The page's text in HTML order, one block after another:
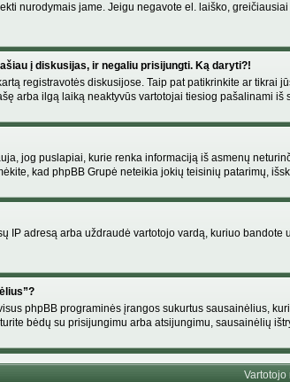
nurodymais jame. Jeigu negavote el. laiško,
į diskusijas, ir negaliu prisijungti. Ką daryti?!
registravotės diskusijose. Taip pat patikrinkite ar
arba ilgą laiką neaktyvūs vartotojai tiesiog pašalinami
jog puslapiai, kurie renka informaciją iš asmenų
kad phpBB Grupė neteikia jokių teisinių patarimų,
IP adresą arba uždraudė vartotojo vardą, kuriuo
phpBB programinės įrangos sukurtus sausainėlius,
bėdų su prisijungimu arba atsijungimu, sausainėlių
Vartotojo